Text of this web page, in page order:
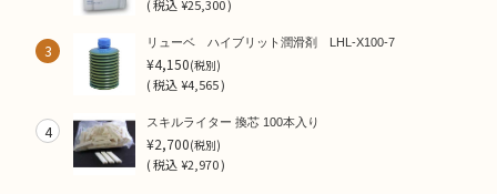
(税込¥25,300 )
3 リューベ ハイブリット潤滑剤 LHL-X100-7
¥4,150(税別)
(税込¥4,565 )
4 スキルライター 換芯 100本入り
¥2,700(税別)
(税込¥2,970 )